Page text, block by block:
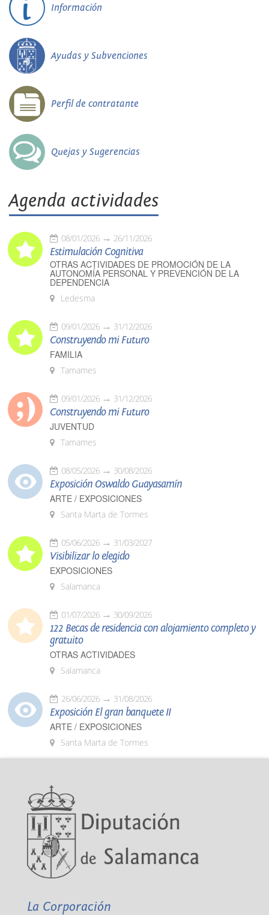
Información
Ayudas y Subvenciones
Perfil de contratante
Quejas y Sugerencias
Agenda actividades
08/01/2026 26/11/2026
Estimulación Cognitiva
OTRAS ACTIVIDADES DE PROMOCIÓN DE LA
AUTONOMÍA PERSONAL Y PREVENCIÓN DE LA
DEPENDENCIA
Ledesma
09/01/2026 31/12/2026
Construyendo mi Futuro
FAMILIA
Tamames
09/01/2026 31/12/2026
Construyendo mi Futuro
JUVENTUD
Tamames
08/05/2026 30/08/2026
Exposición Oswaldo Guayasamín
ARTE / EXPOSICIONES
Santa Marta de Tormes
05/06/2026 31/03/2027
Visibilizar lo elegido
EXPOSICIONES
Salamanca
01/07/2026 30/09/2026
122 Becas de residencia con alojamiento completo y
gratuito
OTRAS ACTIVIDADES
Salamanca
26/06/2026 31/08/2026
Exposición El gran banquete II
ARTE / EXPOSICIONES
Santa Marta de Tormes
La Corporación